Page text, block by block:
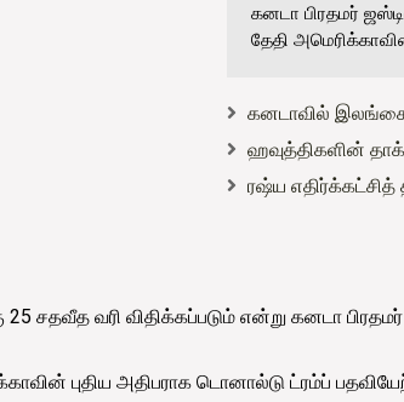
கனடா பிரதமர்
தேதி
கனடாவில்
ஹவுத்திகளின்
ரஷ்ய எதிர்க்கட்சித்
சதவீத வரி விதிக்கப்படும் என்று கனடா
புதிய அதிபராக டொனால்டு ட்ரம்ப்